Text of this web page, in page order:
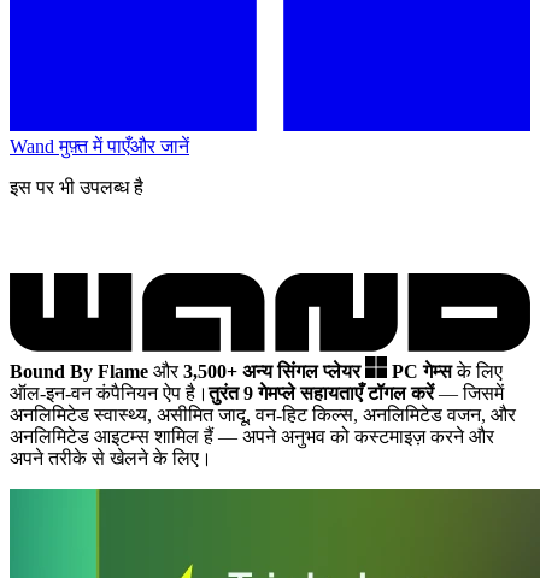
Wand मुफ़्त में पाएँऔर जानें
इस पर भी उपलब्ध है
Bound By Flame और3,500+ अन्य सिंगल प्लेयर PC गेम्सके लिए
ऑल-इन-वन कंपैनियन ऐप है।तुरंत 9 गेमप्ले सहायताएँ टॉगल करें— जिसमें
अनलिमिटेड स्वास्थ्य, असीमित जादू, वन-हिट किल्स, अनलिमिटेड वजन, और
अनलिमिटेड आइटम्स शामिल हैं — अपने अनुभव को कस्टमाइज़ करने और
अपने तरीके से खेलने के लिए।